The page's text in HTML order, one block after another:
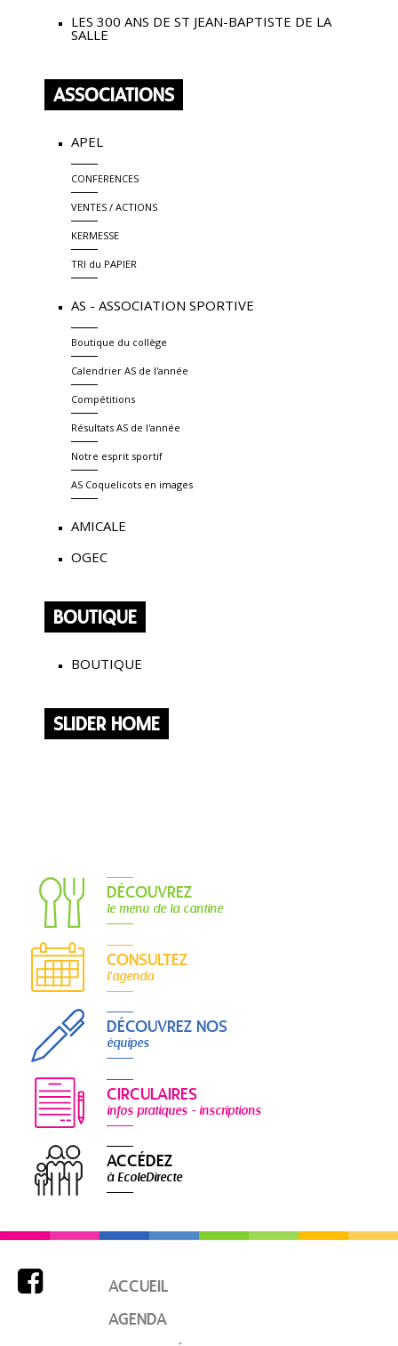
LES 300 ANS DE ST JEAN-BAPTISTE DE LA
SALLE
ASSOCIATIONS
APEL
CONFERENCES
VENTES / ACTIONS
KERMESSE
TRI du PAPIER
AS - ASSOCIATION SPORTIVE
Boutique du collège
Calendrier AS de l'année
Compétitions
Résultats AS de l'année
Notre esprit sportif
AS Coquelicots en images
AMICALE
OGEC
BOUTIQUE
BOUTIQUE
SLIDER HOME
DÉCOUVREZ
le menu de la cantine
CONSULTEZ
l'agenda
DÉCOUVREZ NOS
équipes
CIRCULAIRES
infos pratiques - inscriptions
ACCÉDEZ
à EcoleDirecte

ACCUEIL
AGENDA